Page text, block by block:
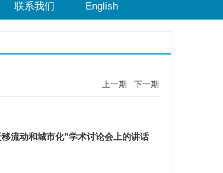
联系我们 English
上一期 下一期
流动和城市化”学术讨论会上的讲话